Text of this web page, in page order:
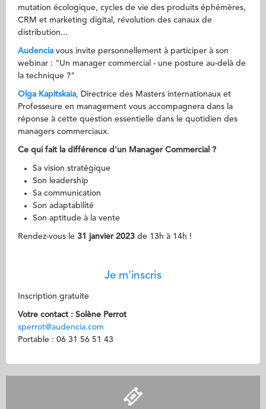
mutation écologique, cycles de vie des produits éphémères,
CRM et marketing digital, révolution des canaux de
distribution...
Audencia vous invite personnellement à participer à son
webinar : "Un manager commercial - une posture au-delà de
la technique ?"
Olga Kapitskaia, Directrice des Masters internationaux et
Professeure en management vous accompagnera dans la
réponse à cette question essentielle dans le quotidien des
managers commerciaux.
Ce qui fait la différence d'un Manager Commercial ?
Sa vision stratégique
Son leadership
Sa communication
Son adaptabilité
Son aptitude à la vente
Rendez-vous le 31 janvier 2023 de 13h à 14h !
Je m'inscris
Inscription gratuite
Votre contact : Solène Perrot
sperrot@audencia.com
Portable : 06 31 56 51 43